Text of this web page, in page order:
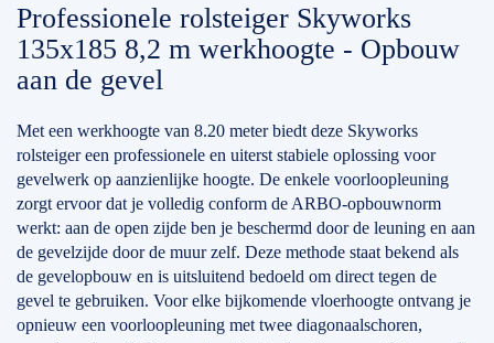
Professionele rolsteiger Skyworks
135x185 8,2 m werkhoogte - Opbouw
aan de gevel
Met een werkhoogte van 8.20 meter biedt deze Skyworks
rolsteiger een professionele en uiterst stabiele oplossing voor
gevelwerk op aanzienlijke hoogte. De enkele voorloopleuning
zorgt ervoor dat je volledig conform de ARBO-opbouwnorm
werkt: aan de open zijde ben je beschermd door de leuning en aan
de gevelzijde door de muur zelf. Deze methode staat bekend als
de gevelopbouw en is uitsluitend bedoeld om direct tegen de
gevel te gebruiken. Voor elke bijkomende vloerhoogte ontvang je
opnieuw een voorloopleuning met twee diagonaalschoren,